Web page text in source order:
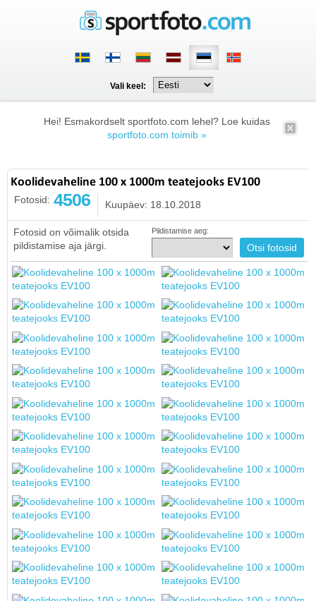
Vali keel:
Hei! Esmakordselt sportfoto.com lehel? Loe kuidas
sportfoto.com toimib »
Koolidevaheline 100 x 1000m teatejooks EV100
Fotosid: 4506 Kuupäev: 18.10.2018
Fotosid on võimalik otsida
pildistamise aja järgi.
Pildistamise aeg: